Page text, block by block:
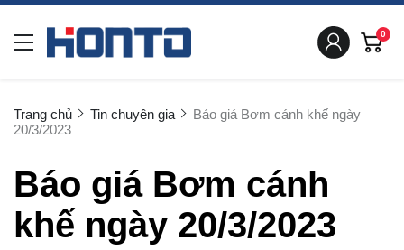
0
Trang chủ Tin chuyên gia
Báo giá Bơm cánh khế ngày
20/3/2023
Báo giá Bơm cánh
khế ngày 20/3/2023